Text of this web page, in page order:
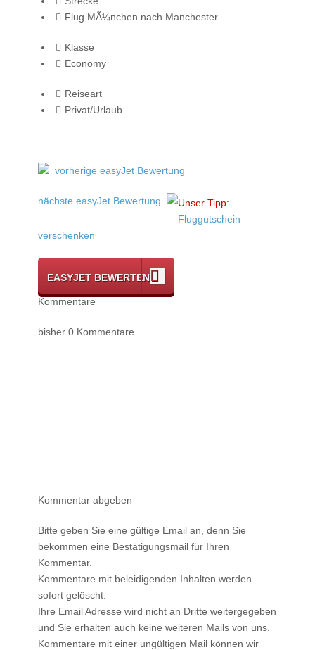
Flug MÃ¼nchen nach Manchester
Klasse
Economy
Reiseart
Privat/Urlaub
vorherige easyJet Bewertung
nächste easyJet Bewertung
Unser Tipp:
Fluggutschein
verschenken
EASYJET BEWERTEN
Kommentare
bisher 0 Kommentare
Kommentar abgeben
Bitte geben Sie eine gültige Email an, denn Sie
bekommen eine Bestätigungsmail für Ihren
Kommentar.
Kommentare mit beleidigenden Inhalten werden
sofort gelöscht.
Ihre Email Adresse wird nicht an Dritte weitergegeben
und Sie erhalten auch keine weiteren Mails von uns.
Kommentare mit einer ungültigen Mail können wir